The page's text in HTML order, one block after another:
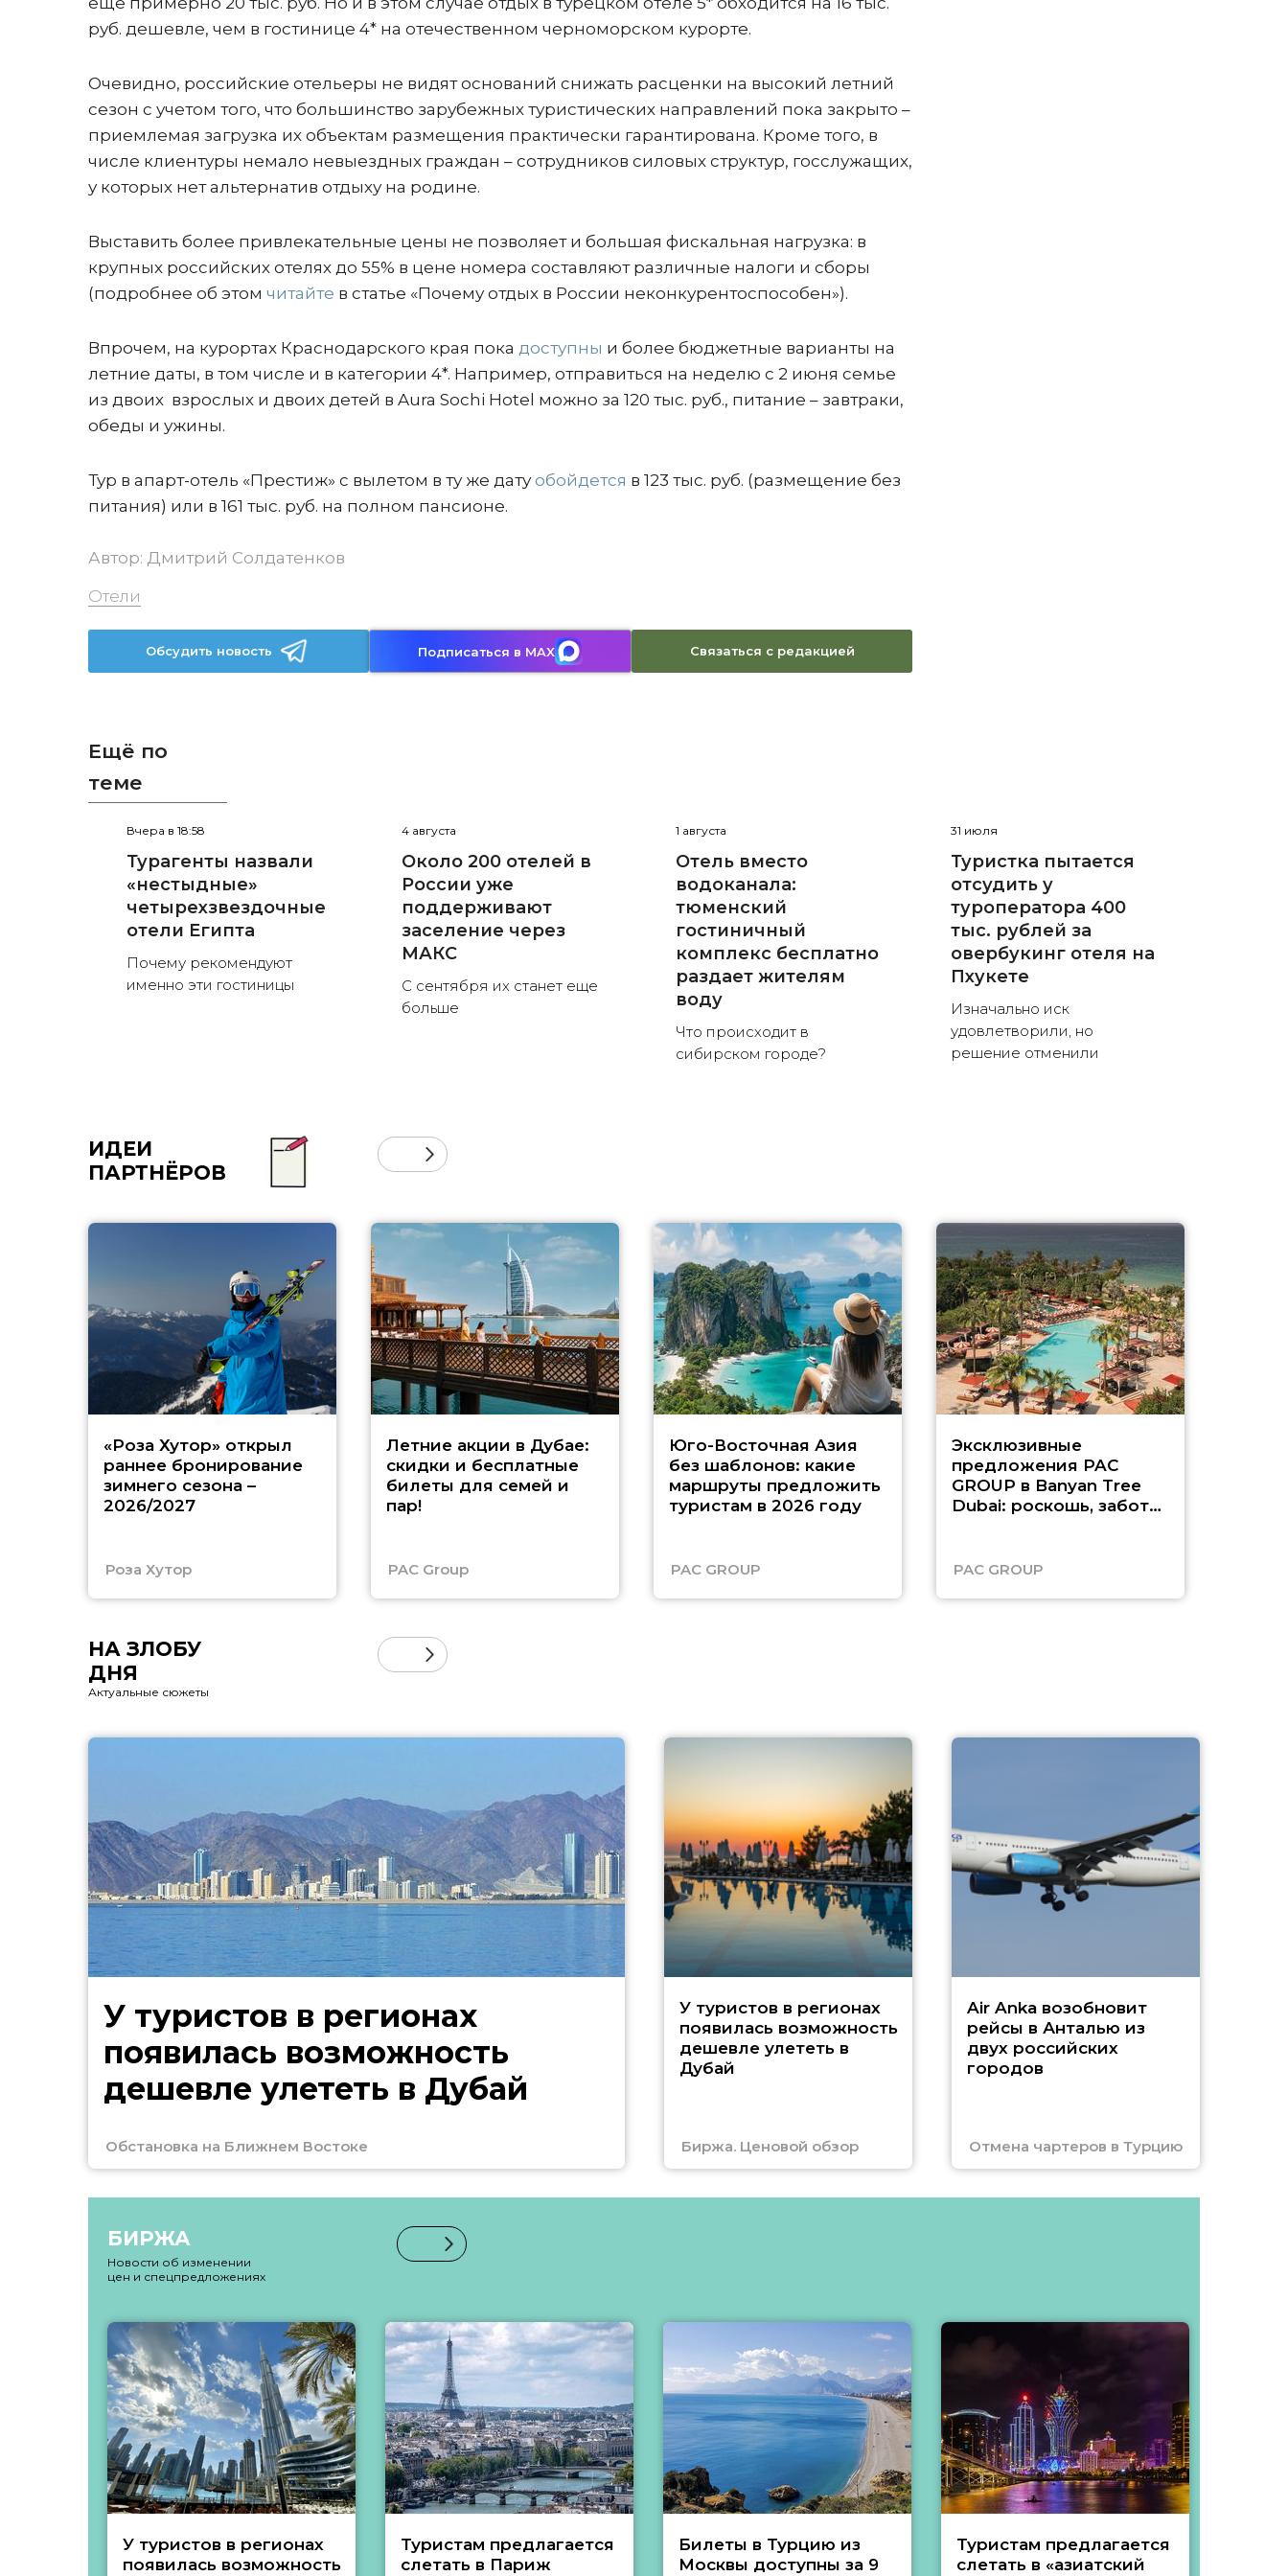
руб. дешевле, чем в гостинице 4* на отечественном черноморском курорте.
Очевидно, российские отельеры не видят оснований снижать расценки на высокий летний
сезон с учетом того, что большинство зарубежных туристических направлений пока закрыто –
приемлемая загрузка их объектам размещения практически гарантирована. Кроме того, в
числе клиентуры немало невыездных граждан – сотрудников силовых структур, госслужащих,
у которых нет альтернатив отдыху на родине.
Выставить более привлекательные цены не позволяет и большая фискальная нагрузка: в
крупных российских отелях до 55% в цене номера составляют различные налоги и сборы
(подробнее об этом читайте в статье «Почему отдых в России неконкурентоспособен»).
Впрочем, на курортах Краснодарского края пока доступны и более бюджетные варианты на
летние даты, в том числе и в категории 4*. Например, отправиться на неделю с 2 июня семье
из двоих взрослых и двоих детей в Aura Sochi Hotel можно за 120 тыс. руб., питание – завтраки,
обеды и ужины.
Тур в апарт-отель «Престиж» с вылетом в ту же датуобойдется в 123 тыс. руб. (размещение без
питания) или в 161 тыс. руб. на полном пансионе.
Автор: Дмитрий Солдатенков
Отели
Обсудить новость Подписаться в MAX Связаться с редакцией
Ещё по
теме
Вчера в 18:58
Турагенты назвали
«нестыдные»
четырехзвездочные
отели Египта
Почему рекомендуют
именно эти гостиницы
4 августа
Около 200 отелей в
России уже
поддерживают
заселение через
MАКС
С сентября их станет еще
больше
1 августа
Отель вместо
водоканала:
тюменский
гостиничный
комплекс бесплатно
раздает жителям
воду
Что происходит в
сибирском городе?
31 июля
Туристка пытается
отсудить у
туроператора 400
тыс. рублей за
овербукинг отеля на
Пхукете
Изначально иск
удовлетворили, но
решение отменили
ИДЕИ
ПАРТНЁРОВ
«Роза Хутор» открыл
раннее бронирование
зимнего сезона –
2026/2027
Роза Хутор
Летние акции в Дубае:
скидки и бесплатные
билеты для семей и
пар!
PAC Group
Юго-Восточная Азия
без шаблонов: какие
маршруты предложить
туристам в 2026 году
PAC GROUP
Эксклюзивные
предложения PAC
GROUP в Banyan Tree
Dubai: роскошь, забота
PAC GROUP
НА ЗЛОБУ
ДНЯ
Актуальные сюжеты
У туристов в регионах
появилась возможность
дешевле улететь в Дубай
Обстановка на Ближнем Востоке
У туристов в регионах
появилась возможность
дешевле улететь в
Дубай
Биржа. Ценовой обзор
Air Anka возобновит
рейсы в Анталью из
двух российских
городов
Отмена чартеров в Турцию
БИРЖА
Новости об изменении
цен и спецпредложениях
У туристов в регионах
появилась возможность
Туристам предлагается
слетать в Париж
Билеты в Турцию из
Москвы доступны за 9
Туристам предлагается
слетать в «азиатский